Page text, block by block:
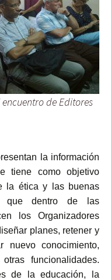
de Editores
la información
tiene como objetivo
la ética y las buenas
que dentro de las
los Organizadores
planes, retener y
nuevo conocimiento,
funcionalidades.
de la educación, la